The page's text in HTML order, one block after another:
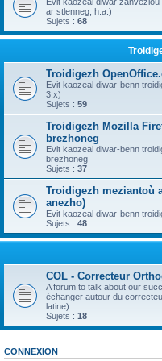
ar stlenneg, h.a.)
Sujets : 68
Troidigezh
Evit kaozeal diwar-benn
3.x)
Sujets : 59
Troidigezh Mozilla
brezhoneg
Evit kaozeal diwar-benn
brezhoneg
Sujets : 37
Troidigezh meziantoù
anezho)
Evit kaozeal diwar-benn
Sujets : 48
COL - Correcteur
A forum to talk about our
échanger autour du
latine).
Sujets : 18
CONNEXION